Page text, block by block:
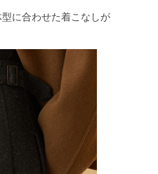
に合わせた着こなしが